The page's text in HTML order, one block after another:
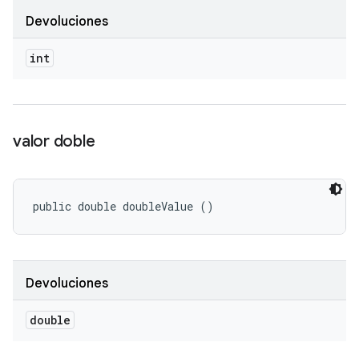
Devoluciones
int
valor doble
public double doubleValue ()
Devoluciones
double